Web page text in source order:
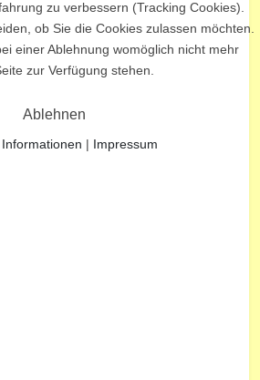
zu verbessern (Tracking Cookies).
ob Sie die Cookies zulassen möchten.
einer Ablehnung womöglich nicht mehr
zur Verfügung stehen.
Ablehnen
| Impressum